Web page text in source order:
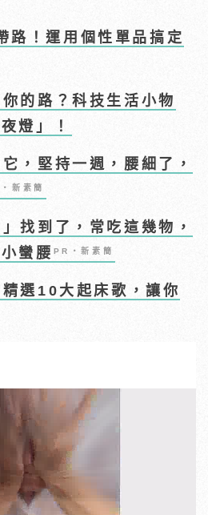
！運用個性單品搞定
的路？科技生活小物
燈」！
，堅持一週，腰細了，
新素簡
找到了，常吃這幾物，
蠻腰 PR・新素簡
選10大起床歌，讓你